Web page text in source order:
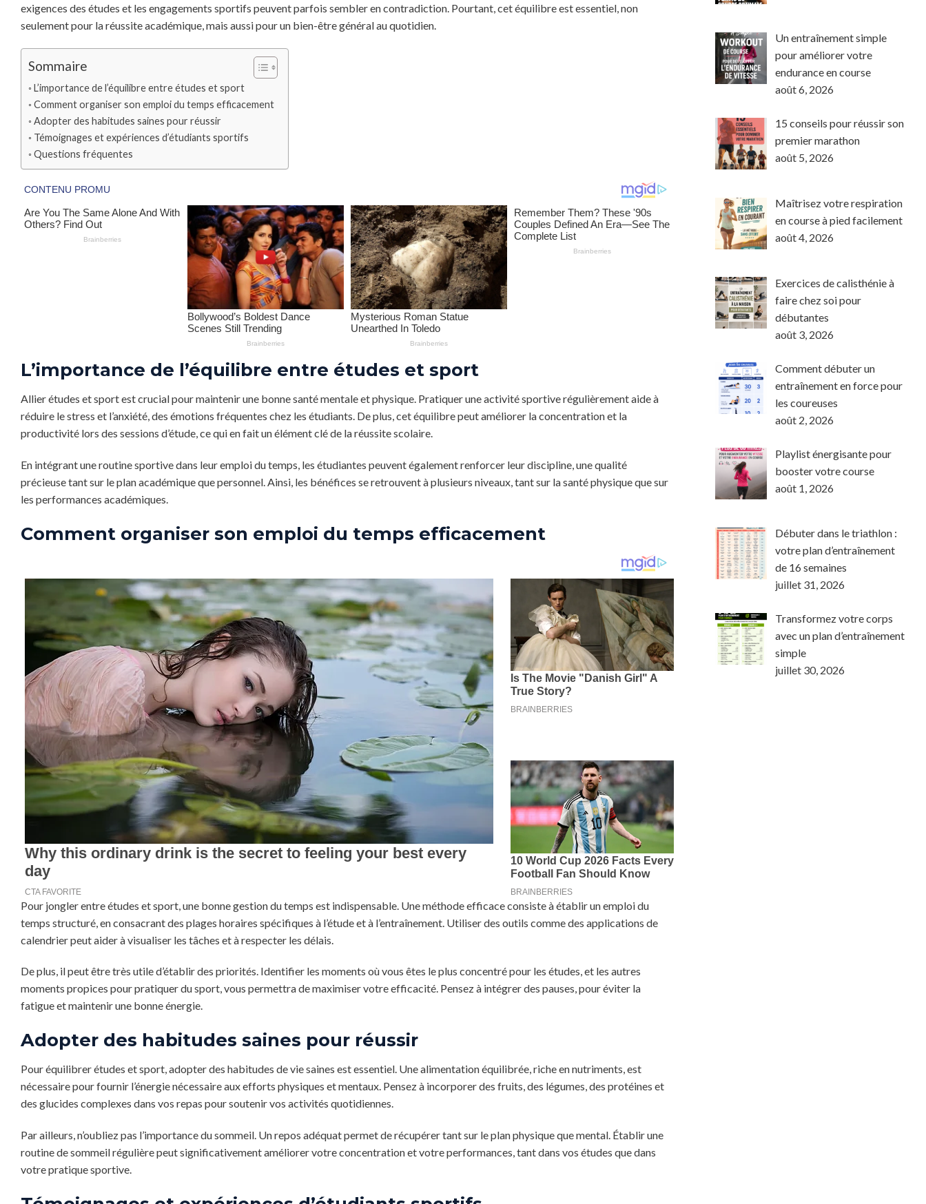
exigences des études et les engagements sportifs peuvent parfois sembler en contradiction. Pourtant, cet équilibre est essentiel, non
seulement pour la réussite académique, mais aussi pour un bien-être général au quotidien.
Sommaire
L’importance de l’équilibre entre études et sport
Comment organiser son emploi du temps efficacement
Adopter des habitudes saines pour réussir
Témoignages et expériences d’étudiants sportifs
Questions fréquentes
L’importance de l’équilibre entre études et sport
Allier études et sport est crucial pour maintenir une bonne santé mentale et physique. Pratiquer une activité sportive régulièrement aide à
réduire le stress et l’anxiété, des émotions fréquentes chez les étudiants. De plus, cet équilibre peut améliorer la concentration et la
productivité lors des sessions d’étude, ce qui en fait un élément clé de la réussite scolaire.
En intégrant une routine sportive dans leur emploi du temps, les étudiantes peuvent également renforcer leur discipline, une qualité
précieuse tant sur le plan académique que personnel. Ainsi, les bénéfices se retrouvent à plusieurs niveaux, tant sur la santé physique que sur
les performances académiques.
Comment organiser son emploi du temps efficacement
Pour jongler entre études et sport, une bonne gestion du temps est indispensable. Une méthode efficace consiste à établir un emploi du
temps structuré, en consacrant des plages horaires spécifiques à l’étude et à l’entraînement. Utiliser des outils comme des applications de
calendrier peut aider à visualiser les tâches et à respecter les délais.
De plus, il peut être très utile d’établir des priorités. Identifier les moments où vous êtes le plus concentré pour les études, et les autres
moments propices pour pratiquer du sport, vous permettra de maximiser votre efficacité. Pensez à intégrer des pauses, pour éviter la
fatigue et maintenir une bonne énergie.
Adopter des habitudes saines pour réussir
Pour équilibrer études et sport, adopter des habitudes de vie saines est essentiel. Une alimentation équilibrée, riche en nutriments, est
nécessaire pour fournir l’énergie nécessaire aux efforts physiques et mentaux. Pensez à incorporer des fruits, des légumes, des protéines et
des glucides complexes dans vos repas pour soutenir vos activités quotidiennes.
Par ailleurs, n’oubliez pas l’importance du sommeil. Un repos adéquat permet de récupérer tant sur le plan physique que mental. Établir une
routine de sommeil régulière peut significativement améliorer votre concentration et votre performances, tant dans vos études que dans
votre pratique sportive.
Un entraînement simple
pour améliorer votre
endurance en course
août 6, 2026
15 conseils pour réussir son
premier marathon
août 5, 2026
Maîtrisez votre respiration
en course à pied facilement
août 4, 2026
Exercices de calisthénie à
faire chez soi pour
débutantes
août 3, 2026
Comment débuter un
entraînement en force pour
les coureuses
août 2, 2026
Playlist énergisante pour
booster votre course
août 1, 2026
Débuter dans le triathlon :
votre plan d’entraînement
de 16 semaines
juillet 31, 2026
Transformez votre corps
avec un plan d’entraînement
simple
juillet 30, 2026